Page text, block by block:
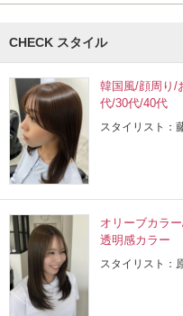
CHECK スタイル
韓国風/顔周り/
代/30代/40代
スタイリスト：
オリーブカラ
透明感カラー
スタイリスト：